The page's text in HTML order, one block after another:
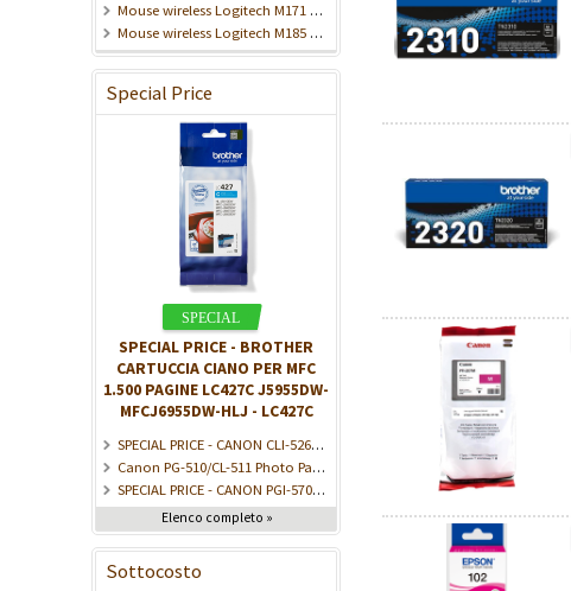
Mouse wireless Logitech M171 nero 2,4 GHz - 910-004424
Mouse wireless Logitech M185 grigio 2,4 GHz - 910-002235
Special Price
SPECIAL PRICE - BROTHER
CARTUCCIA CIANO PER MFC
1.500 PAGINE LC427C J5955DW-
MFCJ6955DW-HLJ - LC427C
SPECIAL PRICE - CANON CLI-526Y ink cartridge yellow standard capacity 9ml 525 pages 1-pack - 4543B001
Canon PG-510/CL-511 Photo Paper Value Pack - Confezione da 2 - Nero, Colore (ciano, magenta, giallo) - kit cartuccia inchiostro/carta - per PIXMA iP2700, MP230, M - 2970B017
SPECIAL PRICE - CANON PGI-570/CLI-571 Ink Cartridge PGBK/C/M/Y/BK - 0372C008
Elenco completo »
Sottocosto